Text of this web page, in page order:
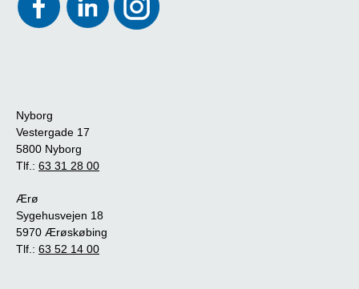
Nyborg
Vestergade 17
5800 Nyborg
Tlf.: 63 31 28 00
Ærø
Sygehusvejen 18
5970 Ærøskøbing
Tlf.: 63 52 14 00